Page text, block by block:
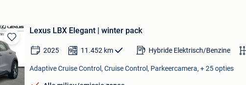
Bewaren
in
Mijn
Favorieten
Lexus LBX Elegant | winter pack
2025 11.452 km Hybride Elektrisch/Benzine
Adaptive Cruise Control, Cruise Control, Parkeercamera, + 25 opties